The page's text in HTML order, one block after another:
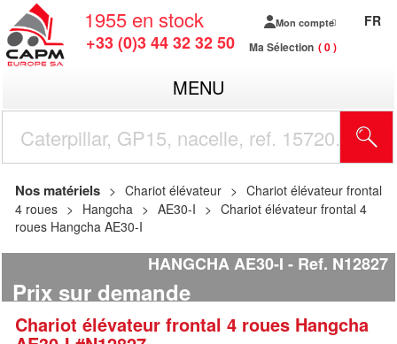
1955 en stock
+33 (0)3 44 32 32 50
Mon compte
Ma Sélection 0
FR
MENU
Nos matériels Chariot élévateur
Chariot élévateur frontal
4 roues
Hangcha AE30-I
Chariot élévateur frontal 4
roues Hangcha AE30-I
HANGCHA AE30-I Ref. N12827
Prix sur demande
Chariot élévateur frontal 4 roues Hangcha